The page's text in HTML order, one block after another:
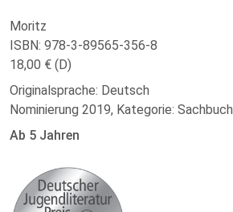
Moritz
ISBN: 978-3-89565-356-8
18,00 € (D)
Originalsprache: Deutsch
Nominierung 2019, Kategorie: Sachbuch
Ab 5 Jahren